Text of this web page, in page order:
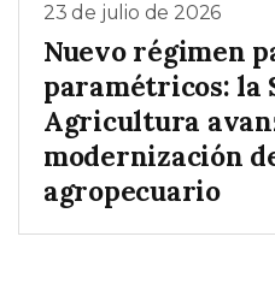
23 de julio de 2026
Nuevo régimen
paramétricos: la
Agricultura
modernización
agropecuario